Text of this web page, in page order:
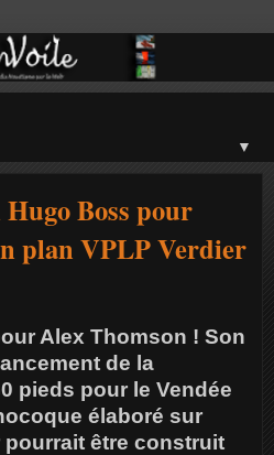
▼
Boss pour
plan VPLP Verdier
Alex Thomson ! Son
de la
pieds pour le Vendée
élaboré sur
pourrait être construit